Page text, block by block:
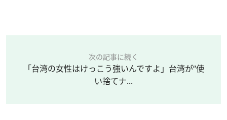
次の記事に続く
「台湾の女性はけっこう強いんですよ」台湾が“使
い捨てナ...